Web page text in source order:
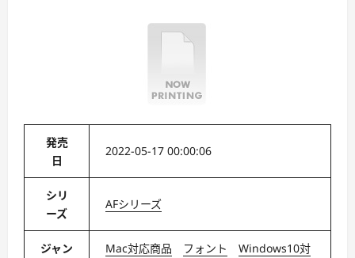
発売
日
2022-05-17 00:00:06
シリ
ーズ
AFシリーズ
ジャン
Mac対応商品 フォント
Windows10対